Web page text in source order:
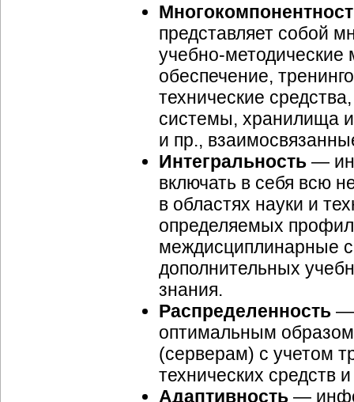
представляет собой
учебно-
обеспечение,
технические
системы, хранилища
и пр.,
Интегральность —
включать в себя всю
в областях науки и
определяемых
междисциплинарные
дополнительных
знания.
Распределенность —
оптимальным
(серверам) с учетом
технических средств
Адаптивность —